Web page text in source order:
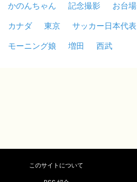
かのんちゃん
記念撮影 お台場
カナダ
東京 サッカー日本代表
モーニング娘
増田 西武
このサイトについて